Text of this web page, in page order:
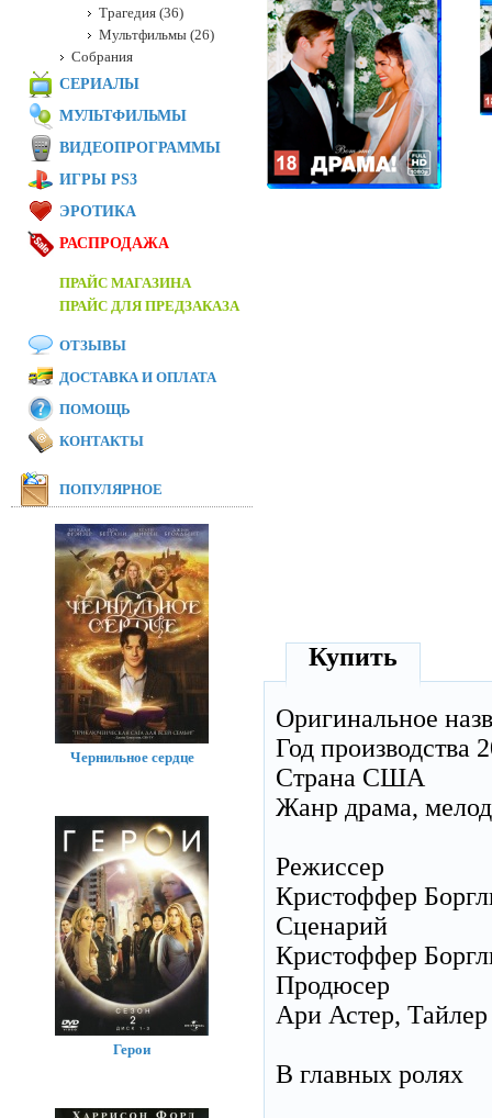
Купить
Оригинальное
Год производства
Страна США
Жанр драма,
Режиссер
Кристоффер
Сценарий
Кристоффер
Продюсер
Ари Астер,
В главных ролях
Трагедия (36)
Мультфильмы (26)
Собрания
СЕРИАЛЫ
МУЛЬТФИЛЬМЫ
ВИДЕОПРОГРАММЫ
ИГРЫ PS3
ЭРОТИКА
РАСПРОДАЖА
ПРАЙС МАГАЗИНА
ПРАЙС ДЛЯ ПРЕДЗАКАЗА
ОТЗЫВЫ
ДОСТАВКА И ОПЛАТА
ПОМОЩЬ
КОНТАКТЫ
ПОПУЛЯРНОЕ
Чернильное сердце
Герои